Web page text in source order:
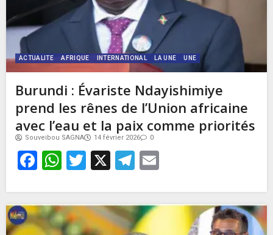
ACTUALITE AFRIQUE INTERNATIONAL LA UNE UNE
Burundi : Évariste Ndayishimiye
prend les rênes de l’Union africaine
avec l’eau et la paix comme priorités
Souveibou SAGNA 14 février 2026 0
Facebook
WhatsApp
Twitter
X Telegram